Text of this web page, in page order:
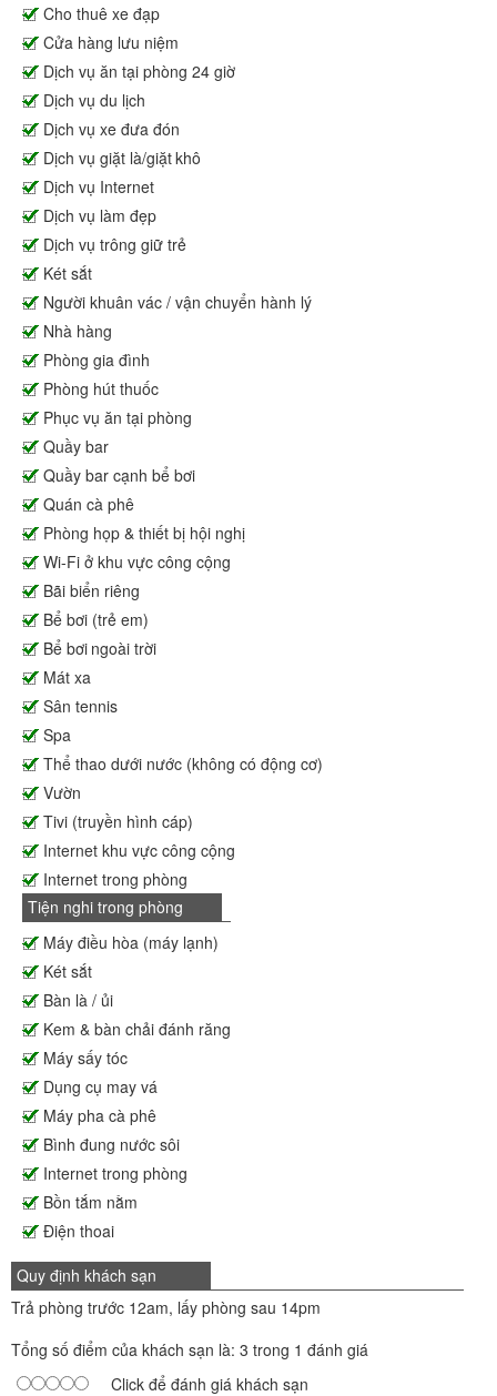
Cho thuê xe đạp
Cửa hàng lưu niệm
Dịch vụ ăn tại phòng 24 giờ
Dịch vụ du lịch
Dịch vụ xe đưa đón
Dịch vụ giặt là/giặt khô
Dịch vụ Internet
Dịch vụ làm đẹp
Dịch vụ trông giữ trẻ
Két sắt
Người khuân vác / vận chuyển hành lý
Nhà hàng
Phòng gia đình
Phòng hút thuốc
Phục vụ ăn tại phòng
Quầy bar
Quầy bar cạnh bể bơi
Quán cà phê
Phòng họp & thiết bị hội nghị
Wi-Fi ở khu vực công cộng
Bãi biển riêng
Bể bơi (trẻ em)
Bể bơi ngoài trời
Mát xa
Sân tennis
Spa
Thể thao dưới nước (không có động cơ)
Vườn
Tivi (truyền hình cáp)
Internet khu vực công cộng
Internet trong phòng
Tiện nghi trong phòng
Máy điều hòa (máy lạnh)
Két sắt
Bàn là / ủi
Kem & bàn chải đánh răng
Máy sấy tóc
Dụng cụ may vá
Máy pha cà phê
Bình đung nước sôi
Internet trong phòng
Bồn tắm nằm
Điện thoai
Quy định khách sạn
Trả phòng trước 12am, lấy phòng sau 14pm
Tổng số điểm của khách sạn là: 3 trong 1 đánh giá
Click để đánh giá khách sạn